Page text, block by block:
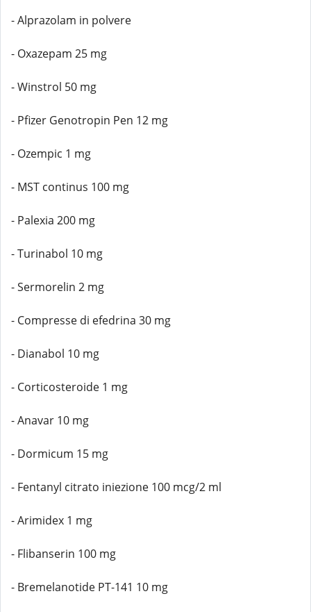
- Alprazolam in polvere
- Oxazepam 25 mg
- Winstrol 50 mg
- Pfizer Genotropin Pen 12 mg
- Ozempic 1 mg
- MST continus 100 mg
- Palexia 200 mg
- Turinabol 10 mg
- Sermorelin 2 mg
- Compresse di efedrina 30 mg
- Dianabol 10 mg
- Corticosteroide 1 mg
- Anavar 10 mg
- Dormicum 15 mg
- Fentanyl citrato iniezione 100 mcg/2 ml
- Arimidex 1 mg
- Flibanserin 100 mg
- Bremelanotide PT-141 10 mg